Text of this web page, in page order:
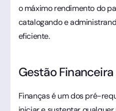
o máximo rendimento do
catalogando e
eficiente.
Gestão Financeira
Finanças é um dos pré-